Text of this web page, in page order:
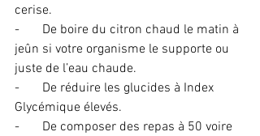
cerise.
- De boire du citron chaud le matin à
jeûn si votre organisme le supporte ou
juste de l’eau chaude.
- De réduire les glucides à Index
Glycémique élevés.
- De composer des repas à 50 voire